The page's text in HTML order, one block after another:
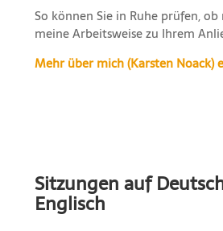
So können Sie in Ruhe prüfen,
meine Arbeitsweise zu Ihrem
Mehr über mich (Karsten Noack)
Sitzungen auf
Englisch